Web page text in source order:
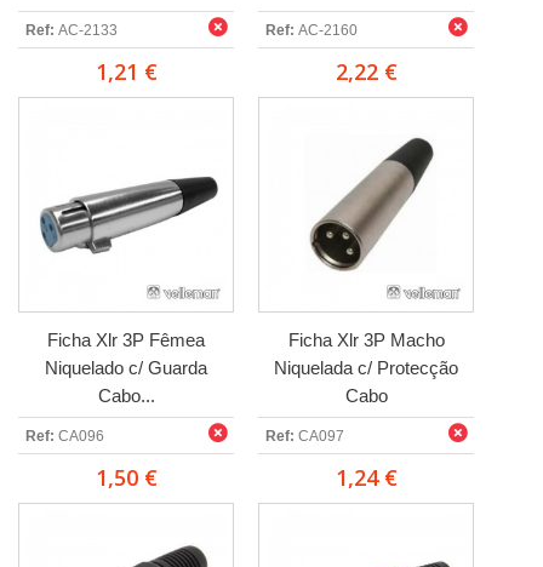
Ref: AC-2133
1,21 €
Ref: AC-2160
2,22 €
Ficha Xlr 3P Fêmea
Niquelado c/ Guarda
Cabo...
Ref: CA096
1,50 €
Ficha Xlr 3P Macho
Niquelada c/ Protecção
Cabo
Ref: CA097
1,24 €